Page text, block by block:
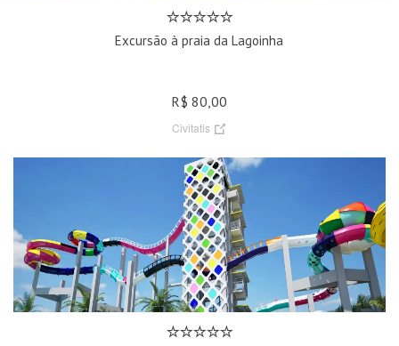
Excursão à praia da Lagoinha
R$ 80,00
Civitatis